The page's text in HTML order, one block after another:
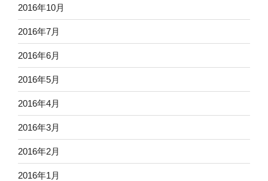
2016年10月
2016年7月
2016年6月
2016年5月
2016年4月
2016年3月
2016年2月
2016年1月